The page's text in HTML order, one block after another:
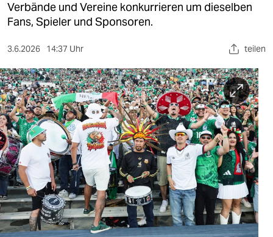
öko
gesellschaft
sport
berlin
nord
wahrheit
verlag
verlag
Verbände und Vereine konkurrieren um dieselben
Fans, Spieler und Sponsoren.
3.6.2026 14:37 Uhr teilen